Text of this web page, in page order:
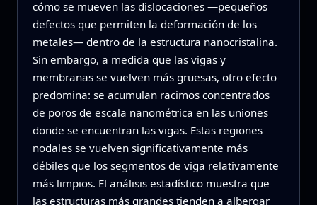
cómo se mueven las dislocaciones —pequeños
defectos que permiten la deformación de los
metales— dentro de la estructura nanocristalina.
Sin embargo, a medida que las vigas y
membranas se vuelven más gruesas, otro efecto
predomina: se acumulan racimos concentrados
de poros de escala nanométrica en las uniones
donde se encuentran las vigas. Estas regiones
nodales se vuelven significativamente más
débiles que los segmentos de viga relativamente
más limpios. El análisis estadístico muestra que
las estructuras más grandes tienden a albergar